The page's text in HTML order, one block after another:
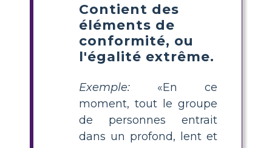
Contient des
éléments de
conformité, ou
l'égalité extrême.
Exemple: «En ce
moment, tout le groupe
de personnes entrait
dans un profond, lent et